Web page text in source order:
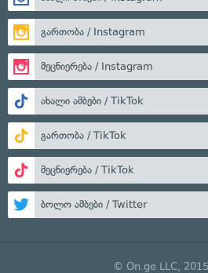
გართობა / Instagram
მეცნიერება / Instagram
ახალი ამბები / TikTok
გართობა / TikTok
მეცნიერება / TikTok
ბოლო ამბები / Twitter
© On.ge LLC,